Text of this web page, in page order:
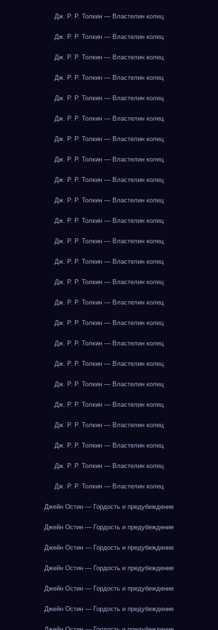
Дж. Р. Р. Толкин — Властелин колец
Дж. Р. Р. Толкин — Властелин колец
Дж. Р. Р. Толкин — Властелин колец
Дж. Р. Р. Толкин — Властелин колец
Дж. Р. Р. Толкин — Властелин колец
Дж. Р. Р. Толкин — Властелин колец
Дж. Р. Р. Толкин — Властелин колец
Дж. Р. Р. Толкин — Властелин колец
Дж. Р. Р. Толкин — Властелин колец
Дж. Р. Р. Толкин — Властелин колец
Дж. Р. Р. Толкин — Властелин колец
Дж. Р. Р. Толкин — Властелин колец
Дж. Р. Р. Толкин — Властелин колец
Дж. Р. Р. Толкин — Властелин колец
Дж. Р. Р. Толкин — Властелин колец
Дж. Р. Р. Толкин — Властелин колец
Дж. Р. Р. Толкин — Властелин колец
Дж. Р. Р. Толкин — Властелин колец
Дж. Р. Р. Толкин — Властелин колец
Дж. Р. Р. Толкин — Властелин колец
Дж. Р. Р. Толкин — Властелин колец
Дж. Р. Р. Толкин — Властелин колец
Дж. Р. Р. Толкин — Властелин колец
Дж. Р. Р. Толкин — Властелин колец
Джейн Остин — Гордость и предубеждение
Джейн Остин — Гордость и предубеждение
Джейн Остин — Гордость и предубеждение
Джейн Остин — Гордость и предубеждение
Джейн Остин — Гордость и предубеждение
Джейн Остин — Гордость и предубеждение